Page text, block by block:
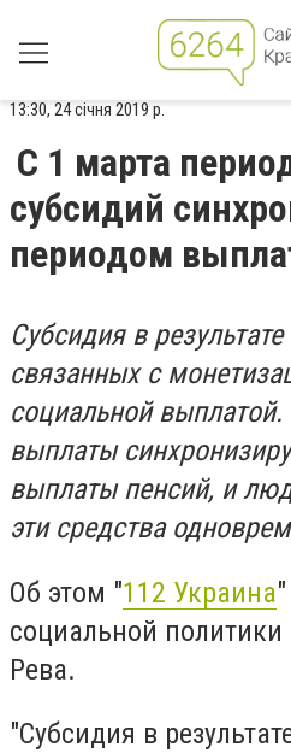
13:30, 24 січня 2019 р.
С 1 марта
субсидий
периодом
Субсидия в
связанных с
социальной
выплаты
выплаты пенсий, и
эти средства
Об этом "112 Украина
социальной
Рева.
"Субсидия в